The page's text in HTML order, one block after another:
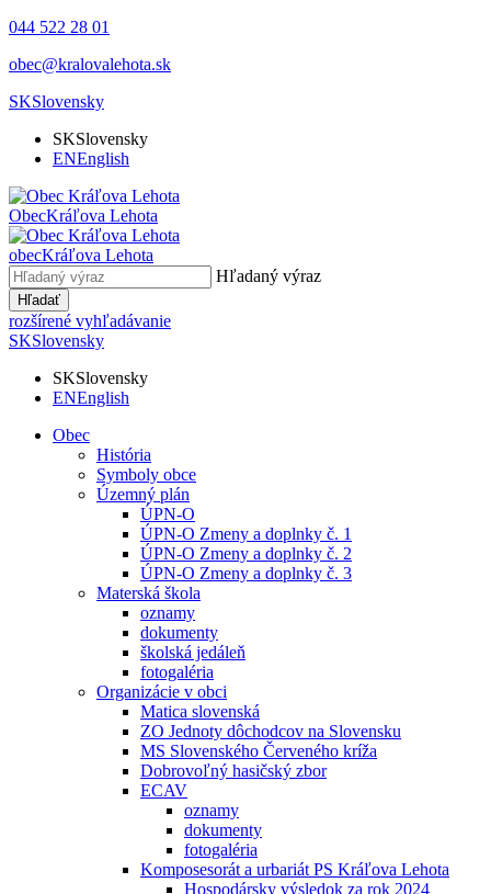
044 522 28 01
obec@kralovalehota.sk
SKSlovensky
SKSlovensky
ENEnglish
ObecKráľova Lehota
obecKráľova Lehota
Hľadaný výraz
Hľadať
rozšírené vyhľadávanie
SKSlovensky
SKSlovensky
ENEnglish
Obec
História
Symboly obce
Územný plán
ÚPN-O
ÚPN-O Zmeny a doplnky č. 1
ÚPN-O Zmeny a doplnky č. 2
ÚPN-O Zmeny a doplnky č. 3
Materská škola
oznamy
dokumenty
školská jedáleň
fotogaléria
Organizácie v obci
Matica slovenská
ZO Jednoty dôchodcov na Slovensku
MS Slovenského Červeného kríža
Dobrovoľný hasičský zbor
ECAV
oznamy
dokumenty
fotogaléria
Komposesorát a urbariát PS Kráľova Lehota
Hospodársky výsledok za rok 2024